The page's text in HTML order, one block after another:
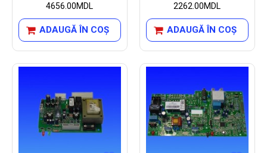
4656.00MDL
ADAUGĂ ÎN COŞ
2262.00MDL
ADAUGĂ ÎN COŞ